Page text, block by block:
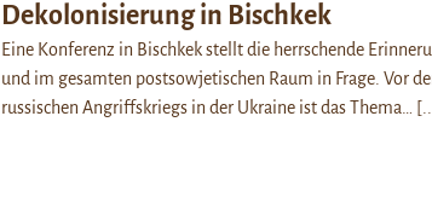
Dekolonisierung in Bischkek
Eine Konferenz in Bischkek stellt die herrschende
und im gesamten postsowjetischen Raum in Frage. Vor
russischen Angriffskriegs in der Ukraine ist das Thema…